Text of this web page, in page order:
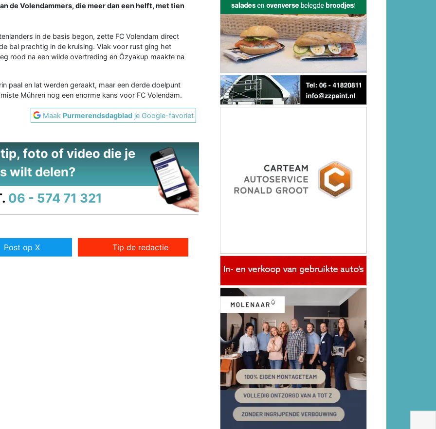
de Volendammers, die meer dan een helft, met tien
in de basis begon, zette FC Volendam direct
bal prachtig in de kruising. Vlak voor rust ging het
rood na een wilde overtreding en Özyakup maakte na
paal en lat werden geraakt, maar een derde doelpunt
Mühren nog een enorme kans voor FC Volendam.
Maak Purmerendsdagblad je Google-favoriet
foto of video die je
wilt delen?
06 - 574 71 321
Post op X Tip de redactie